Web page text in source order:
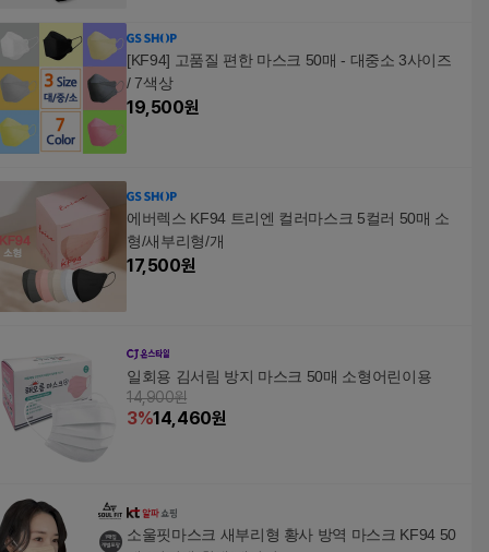
[KF94] 고품질 편한 마스크 50매 - 대중소 3사이즈
/ 7색상
19,500원
에버렉스 KF94 트리엔 컬러마스크 5컬러 50매 소
형/새부리형/개
17,500원
일회용 김서림 방지 마스크 50매 소형어린이용
14,900원
3%14,460원
소울핏마스크 새부리형 황사 방역 마스크 KF94 50